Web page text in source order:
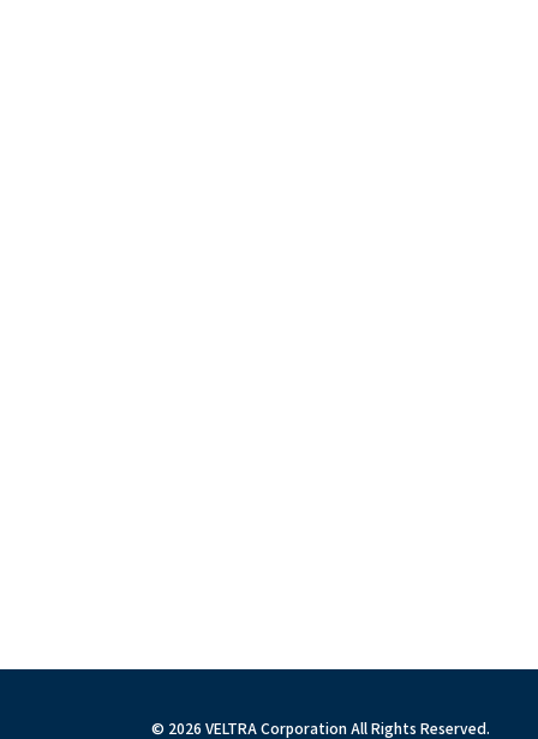
© 2026 VELTRA Corporation All Rights Reserved.